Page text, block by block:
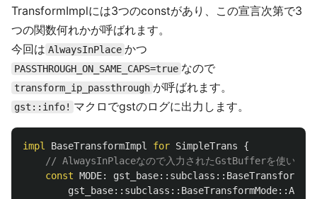
TransformImplには3つのconstがあり、この宣言次第で3
つの関数何れかが呼ばれます。
今回は AlwaysInPlace かつ
PASSTHROUGH_ON_SAME_CAPS=true なので
transform_ip_passthrough が呼ばれます。
gst::info! マクロでgstのログに出力します。
impl BaseTransformImpl for SimpleTrans
{
// AlwaysInPlaceなので入力されたGstBufferを使いそ
const MODE: gst_base:: subclass ::
gst_base:: subclass :: BaseTransformMode::